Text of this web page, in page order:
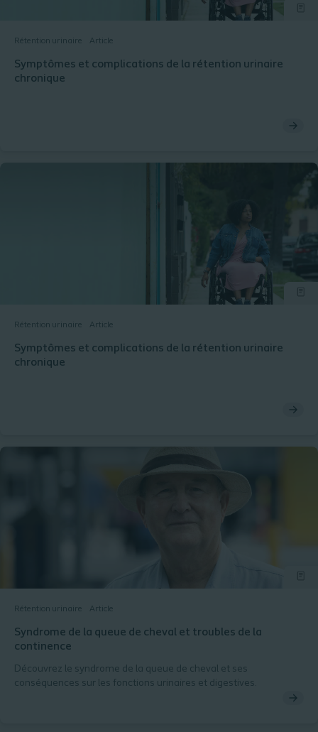
Rétention urinaire Article
Symptômes et complications de la rétention urinaire
chronique
Rétention urinaire Article
Symptômes et complications de la rétention urinaire
chronique
Rétention urinaire Article
Syndrome de la queue de cheval et troubles de la
continence
Découvrez le syndrome de la queue de cheval et ses
conséquences sur les fonctions urinaires et digestives.